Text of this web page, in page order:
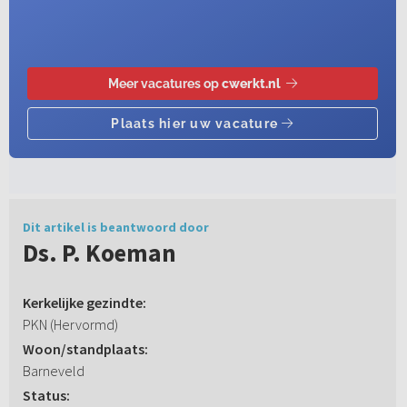
Dit artikel is beantwoord door
Ds. P. Koeman
Kerkelijke gezindte:
PKN (Hervormd)
Woon/standplaats:
Barneveld
Status: